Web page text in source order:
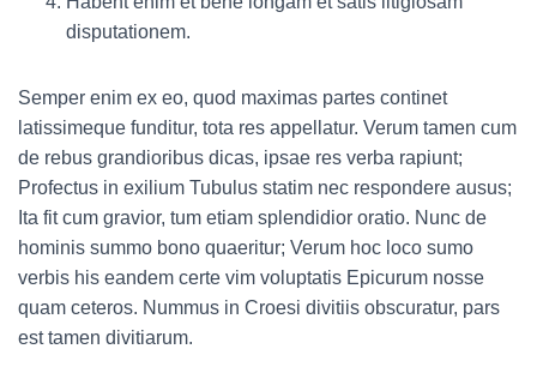
disputationem.
Semper enim ex eo, quod maximas partes continet
latissimeque funditur, tota res appellatur. Verum tamen cum
de rebus grandioribus dicas, ipsae res verba rapiunt;
Profectus in exilium Tubulus statim nec respondere ausus;
Ita fit cum gravior, tum etiam splendidior oratio. Nunc de
hominis summo bono quaeritur; Verum hoc loco sumo
verbis his eandem certe vim voluptatis Epicurum nosse
quam ceteros. Nummus in Croesi divitiis obscuratur, pars
est tamen divitiarum.